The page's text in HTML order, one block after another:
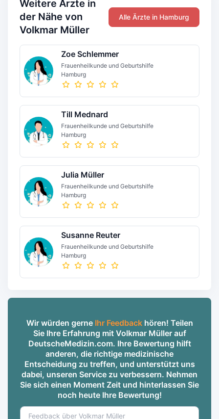
Weitere Ärzte in
der Nähe von
Volkmar Müller
Alle Ärzte in Hamburg
Zoe Schlemmer
Frauenheilkunde und Geburtshilfe
Hamburg
Till Mednard
Frauenheilkunde und Geburtshilfe
Hamburg
Julia Müller
Frauenheilkunde und Geburtshilfe
Hamburg
Susanne Reuter
Frauenheilkunde und Geburtshilfe
Hamburg
Wir würden gerne Ihr Feedbackhören! Teilen
Sie Ihre Erfahrung mit Volkmar Müller auf
DeutscheMedizin.com. Ihre Bewertung hilft
anderen, die richtige medizinische
Entscheidung zu treffen, und unterstützt uns
dabei, unseren Service zu verbessern. Nehmen
Sie sich einen Moment Zeit und hinterlassen Sie
noch heute Ihre Bewertung!